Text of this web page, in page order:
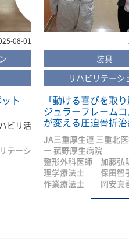
08-01
ト
ビリ活
テーシ
装具
リハビリテーシ
「動ける喜びを取
ジュラーフレーム
が変える圧迫骨折
JA三重厚生連 三重北
ー 菰野厚生病院
整形外科医師 加藤弘
理学療法士 保田智
作業療法士 岡安真